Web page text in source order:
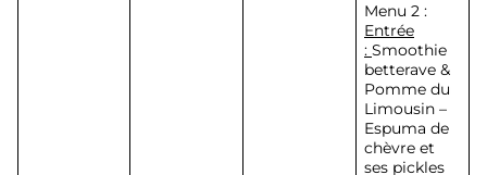
Menu 2 :
Entrée
: Smoothie
betterave &
Pomme du
Limousin –
Espuma de
chèvre et
ses pickles